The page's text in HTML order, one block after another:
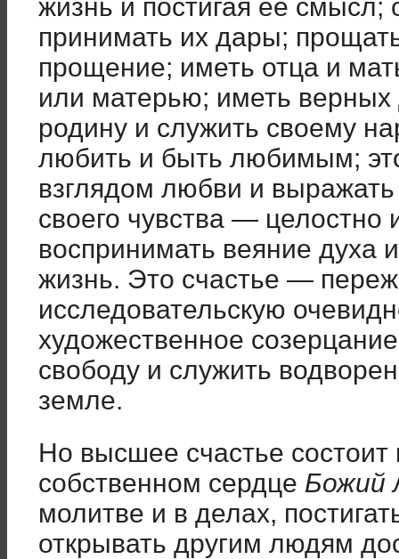
жизнь и постигая ее
принимать их дары;
прощение; иметь отца и
или матерью; иметь верных
родину и служить своему
любить и быть любимым;
взглядом любви и
своего чувства —
воспринимать веяние духа
жизнь. Это счастье —
исследовательскую
художественное
свободу и служить
земле.
Но высшее счастье
собственном сердце Божий
молитве и в делах,
открывать другим людям